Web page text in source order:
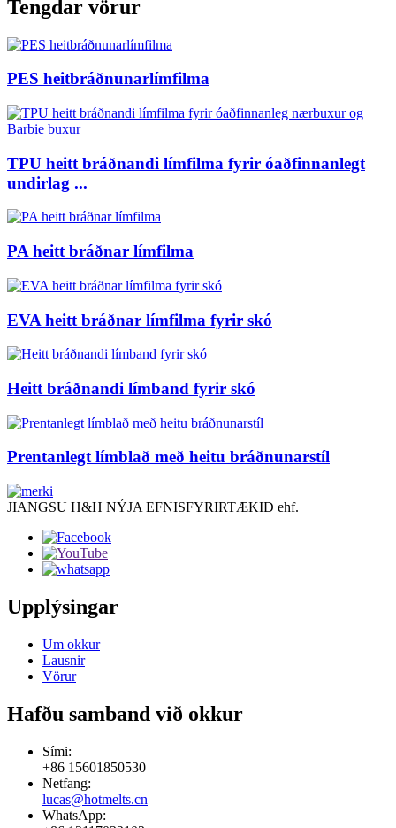
Tengdar vörur
PES heitbráðnunarlímfilma
TPU heitt bráðnandi límfilma fyrir óaðfinnanlegt
undirlag ...
PA heitt bráðnar límfilma
EVA heitt bráðnar límfilma fyrir skó
Heitt bráðnandi límband fyrir skó
Prentanlegt límblað með heitu bráðnunarstíl
JIANGSU H&H NÝJA EFNISFYRIRTÆKIÐ ehf.
Upplýsingar
Um okkur
Lausnir
Vörur
Hafðu samband við okkur
Sími:
+86 15601850530
Netfang:
lucas@hotmelts.cn
WhatsApp: